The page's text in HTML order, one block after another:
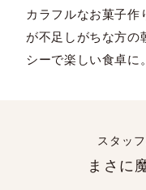
カラフルなお菓子作
が不足しがちな方の
シーで楽しい食卓に。
スタッ
まさに